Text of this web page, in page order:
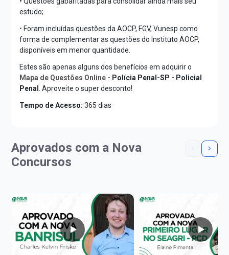
estudo;
•Foram incluídas questões da AOCP, FGV, Vunesp como
forma de complementar as questões do Instituto AOCP,
disponíveis em menor quantidade.
Estes são apenas alguns dos benefícios em adquirir o
Mapa de Questões Online - Polícia Penal-SP - Policial
Penal . Aproveite o super desconto!
Tempo de Acesso: 365 dias
Aprovados com a Nova
Concursos